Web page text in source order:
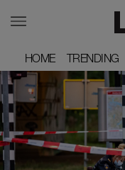
HOME
HOME TRENDING
TRENDING